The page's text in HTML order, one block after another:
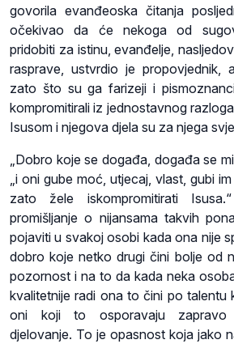
govorila evanđeoska čitanja
očekivao da će nekoga od
pridobiti za istinu, evanđelje,
rasprave, ustvrdio je propovjednik,
zato što su ga farizeji i
kompromitirali iz jednostavnog
Isusom i njegova djela su za njega
„Dobro koje se događa, događa se
„i oni gube moć, utjecaj, vlast, gubi
zato žele iskompromitirati
promišljanje o nijansama takvih
pojaviti u svakoj osobi kada ona nije
dobro koje netko drugi čini bolje od
pozornost i na to da kada neka
kvalitetnije radi ona to čini po talentu
oni koji to osporavaju zapravo
djelovanje. To je opasnost koja jako